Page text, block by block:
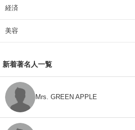
経済
美容
新着著名人一覧
Mrs. GREEN APPLE